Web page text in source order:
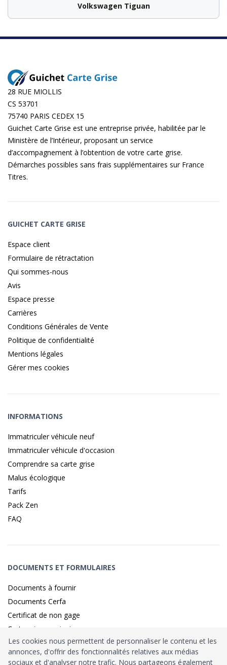
Volkswagen Tiguan
28 RUE MIOLLIS
CS 53701
75740 PARIS CEDEX 15
Guichet Carte Grise est une entreprise privée, habilitée par le
Ministère de l’Intérieur, proposant un service
d’accompagnement à l’obtention de votre carte grise.
Démarches possibles sans frais supplémentaires sur France
Titres.
GUICHET CARTE GRISE
Espace client
Formulaire de rétractation
Qui sommes-nous
Avis
Espace presse
Carrières
Conditions Générales de Vente
Politique de confidentialité
Mentions légales
Gérer mes cookies
INFORMATIONS
Immatriculer véhicule neuf
Immatriculer véhicule d'occasion
Comprendre sa carte grise
Malus écologique
Tarifs
Pack Zen
FAQ
DOCUMENTS ET FORMULAIRES
Documents à fournir
Documents Cerfa
Certificat de non gage
Carte grise provisoire
Les cookies nous permettent de personnaliser le contenu et les
annonces, d'offrir des fonctionnalités relatives aux médias
sociaux et d'analyser notre trafic. Nous partageons également